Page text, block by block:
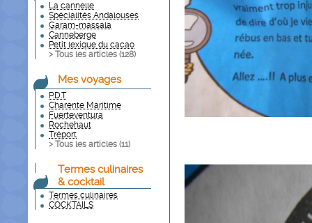
La cannelle
Spécialités Andalouses
Garam-massala
Canneberge
Petit lexique du cacao
> Tous les articles (128)
Mes voyages
P.D.T
Charente Maritime
Fuerteventura
Rochehaut
Tréport
> Tous les articles (11)
Termes culinaires
& cocktail
Termes culinaires
COCKTAILS